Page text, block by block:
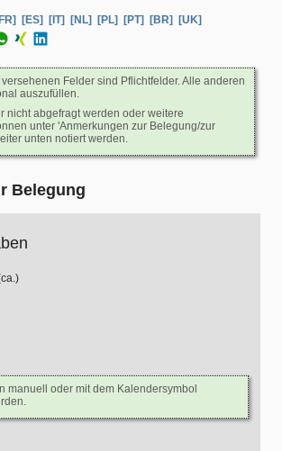
[ES] [IT] [NL] [PL] [PT] [BR] [UK]
Felder sind Pflichtfelder. Alle anderen
auszufüllen.
nicht abgefragt werden oder weitere
unter 'Anmerkungen zur Belegung/zur
unten notiert werden.
Belegung
manuell oder mit dem Kalendersymbol